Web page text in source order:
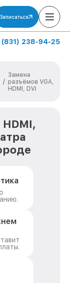
Записаться
(831) 238-94-25
/
Замена
разъёмов VGA,
HDMI, DVI